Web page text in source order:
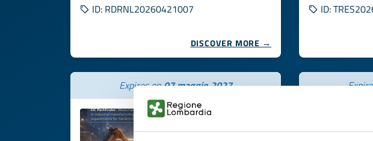
ID: RDRNL20260421007
DISCOVER MORE →
ID:
Expires on07 maggio 2027